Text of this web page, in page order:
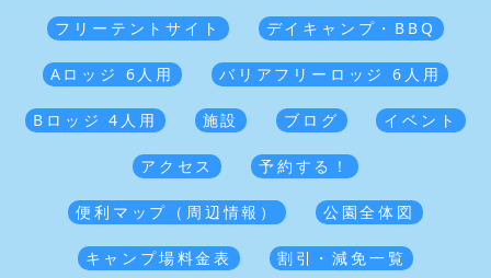
フリーテントサイト デイキャンプ・BBQ
Aロッジ 6人用 バリアフリーロッジ 6人用
Bロッジ 4人用 施設 ブログ イベント
アクセス 予約する！
便利マップ（周辺情報） 公園全体図
キャンプ場料金表 割引・減免一覧